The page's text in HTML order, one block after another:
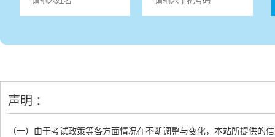
声明 ：
（一）由于考试政策等各方面情况在不断调整与变化，本站所提供的